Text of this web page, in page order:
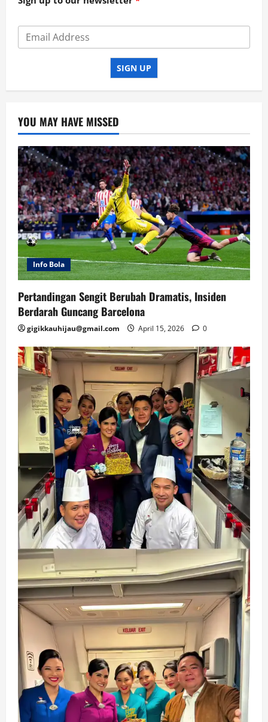
SIGN UP
YOU MAY HAVE MISSED
Info Bola
Pertandingan Sengit Berubah Dramatis, Insiden
Berdarah Guncang Barcelona
gigikkauhijau@gmail.com April 15, 2026 0